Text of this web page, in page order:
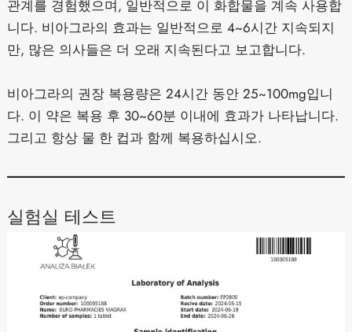
관계를 경험했으며, 일반적으로 이 화합물을 계속 사용합
니다. 비아그라의 효과는 일반적으로 4~6시간 지속되지
만, 많은 의사들은 더 오래 지속된다고 보고합니다.
비아그라의 권장 복용량은 24시간 동안 25~100mg입니
다. 이 약은 복용 후 30~60분 이내에 효과가 나타납니다.
그리고 항상 물 한 컵과 함께 복용하십시오.
실험실 테스트